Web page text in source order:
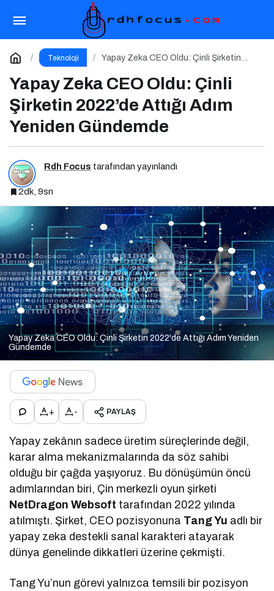
Teknoloji
Yapay Zeka CEO Oldu: Çinli Şirketin
Yapay Zeka CEO Oldu: Çinli
Şirketin 2022’de Attığı Adım
Yeniden Gündemde
Rdh Focus tarafından yayınlandı
2dk, 9sn
Yapay Zeka CEO Oldu: Çinli Şirketin 2022'de Attığı Adım Yeniden
Gündemde
+ - PAYLAŞ
Yapay zekânın sadece üretim süreçlerinde değil,
karar alma mekanizmalarında da söz sahibi
olduğu bir çağda yaşıyoruz. Bu dönüşümün öncü
adımlarından biri, Çin merkezli oyun şirketi
NetDragon Websoft tarafından 2022 yılında
atılmıştı. Şirket, CEO pozisyonuna Tang Yu adlı bir
yapay zeka destekli sanal karakteri atayarak
dünya genelinde dikkatleri üzerine çekmişti.
Tang Yu’nun görevi yalnızca temsili bir pozisyon
Telegram Kanallarından Pasif Gelir Elde Etmek
Artık Mümkün
Yorum Yap